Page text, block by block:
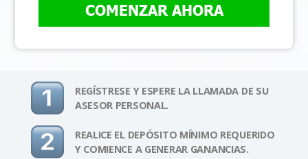
COMENZAR AHORA
REGÍSTRESE Y ESPERE LA LLAMADA DE SU
ASESOR PERSONAL.
REALICE EL DEPÓSITO MÍNIMO REQUERIDO
Y COMIENCE A GENERAR GANANCIAS.